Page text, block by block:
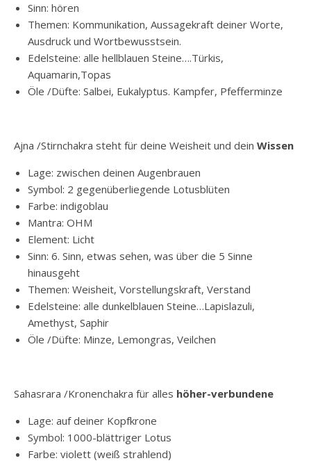
Sinn: hören
Themen: Kommunikation, Aussagekraft deiner Worte,
Ausdruck und Wortbewusstsein.
Edelsteine: alle hellblauen Steine….Türkis,
Aquamarin,Topas
Öle /Düfte: Salbei, Eukalyptus. Kampfer, Pfefferminze
Ajna /Stirnchakra steht für deine Weisheit und dein Wissen
Lage: zwischen deinen Augenbrauen
Symbol: 2 gegenüberliegende Lotusblüten
Farbe: indigoblau
Mantra: OHM
Element: Licht
Sinn: 6. Sinn, etwas sehen, was über die 5 Sinne
hinausgeht
Themen: Weisheit, Vorstellungskraft, Verstand
Edelsteine: alle dunkelblauen Steine…Lapislazuli,
Amethyst, Saphir
Öle /Düfte: Minze, Lemongras, Veilchen
Sahasrara /Kronenchakra für alles höher-verbundene
Lage: auf deiner Kopfkrone
Symbol: 1000-blättriger Lotus
Farbe: violett (weiß strahlend)